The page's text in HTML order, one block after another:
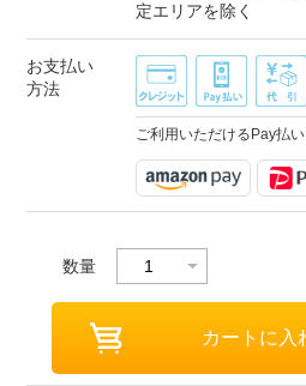
定エリアを除く
お支払い
方法
ご利用いただけるPay払い
数量